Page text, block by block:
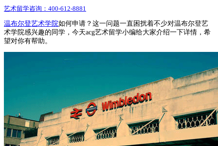
艺术留学咨询： 400-612-8881
温布尔登艺术学院如何申请？这一问题一直困扰着不少对温布尔登艺
术学院感兴趣的同学，今天acg艺术留学小编给大家介绍一下详情，希
望对你有帮助。